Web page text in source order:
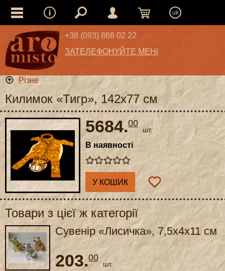
uk
+38 (093) 866 02 22
ЗАТЕЛЕФОНУЙТЕ МЕНІ
Різне
Килимок «Тигр», 142x77 см
5684.00
шт.
В наявності
У КОШИК
Товари з цієї ж категорії
Сувенір «Лисичка», 7,5x4x11 см
203.00
шт.